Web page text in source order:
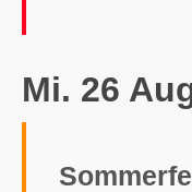
Mi. 26